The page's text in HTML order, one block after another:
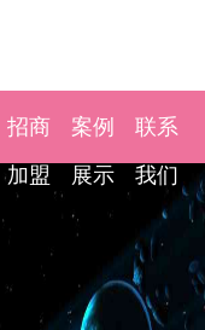
招商
加盟
案例
展示
联系
我们